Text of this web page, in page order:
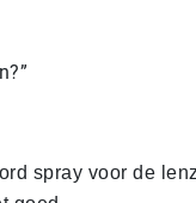
spray voor de